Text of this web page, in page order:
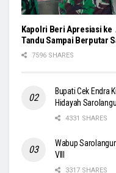
Kapolri Beri Apresiasi ke
Tandu Sampai Berputar
7596 SHARES
Bupati Cek Endra
Hidayah
4331 SHARES
Wabup
VIII
3317 SHARES